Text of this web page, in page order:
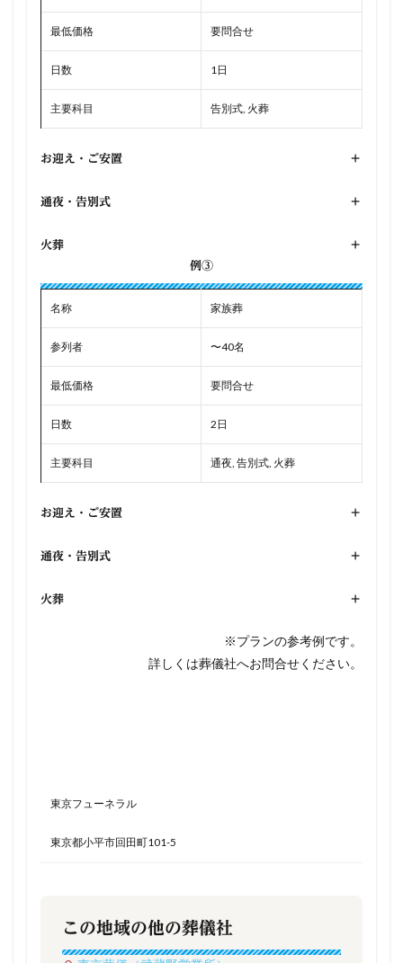
最低価格 要問合せ
日数 1日
主要科目 告別式, 火葬
お迎え・ご安置 +
通夜・告別式 +
火葬
+
例③
名称 家族葬
参列者 〜40名
最低価格 要問合せ
日数 2日
主要科目 通夜, 告別式, 火葬
お迎え・ご安置 +
通夜・告別式 +
火葬 +
※プランの参考例です。
詳しくは葬儀社へお問合せください。
​東京フューネラル
東京都小平市回田町101-5
この地域の他の葬儀社